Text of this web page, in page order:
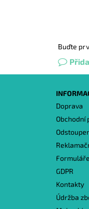
Buďte
Doprava
Obchodní
Formuláře
GDPR
Kontakty
Údržba